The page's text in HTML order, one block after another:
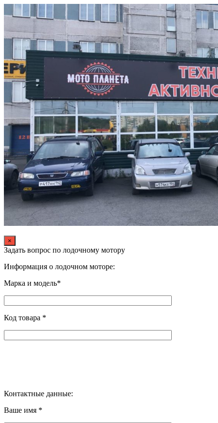
×
Задать вопрос по лодочному мотору
Информация о лодочном моторе:
Марка и модель*
Код товара *
Контактные данные:
Ваше имя *